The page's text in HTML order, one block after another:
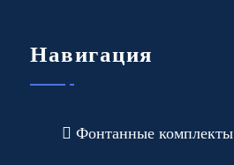
Навигация
Фонтанные комплекты